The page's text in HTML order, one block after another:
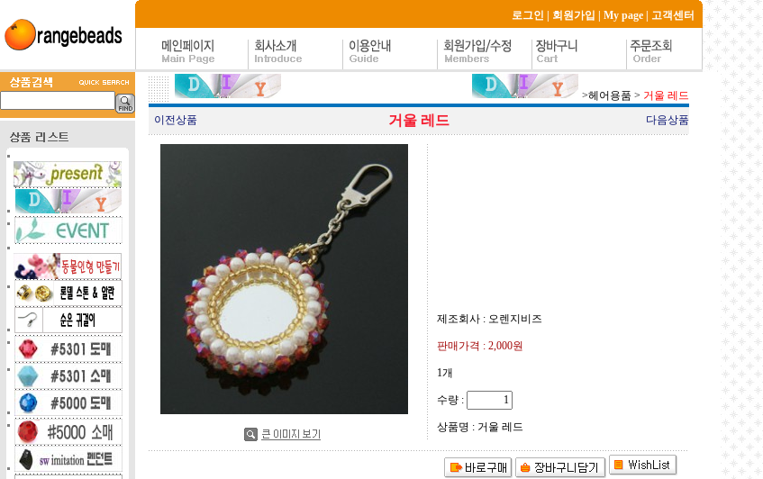
로그인 회원가입 My page 고객센터
>헤어용품 > 거울 레드
이전상품
거울 레드 다음상품
제조회사 : 오렌지비즈
판매가격 : 2,000원
1개
수량 :
상품명 : 거울 레드